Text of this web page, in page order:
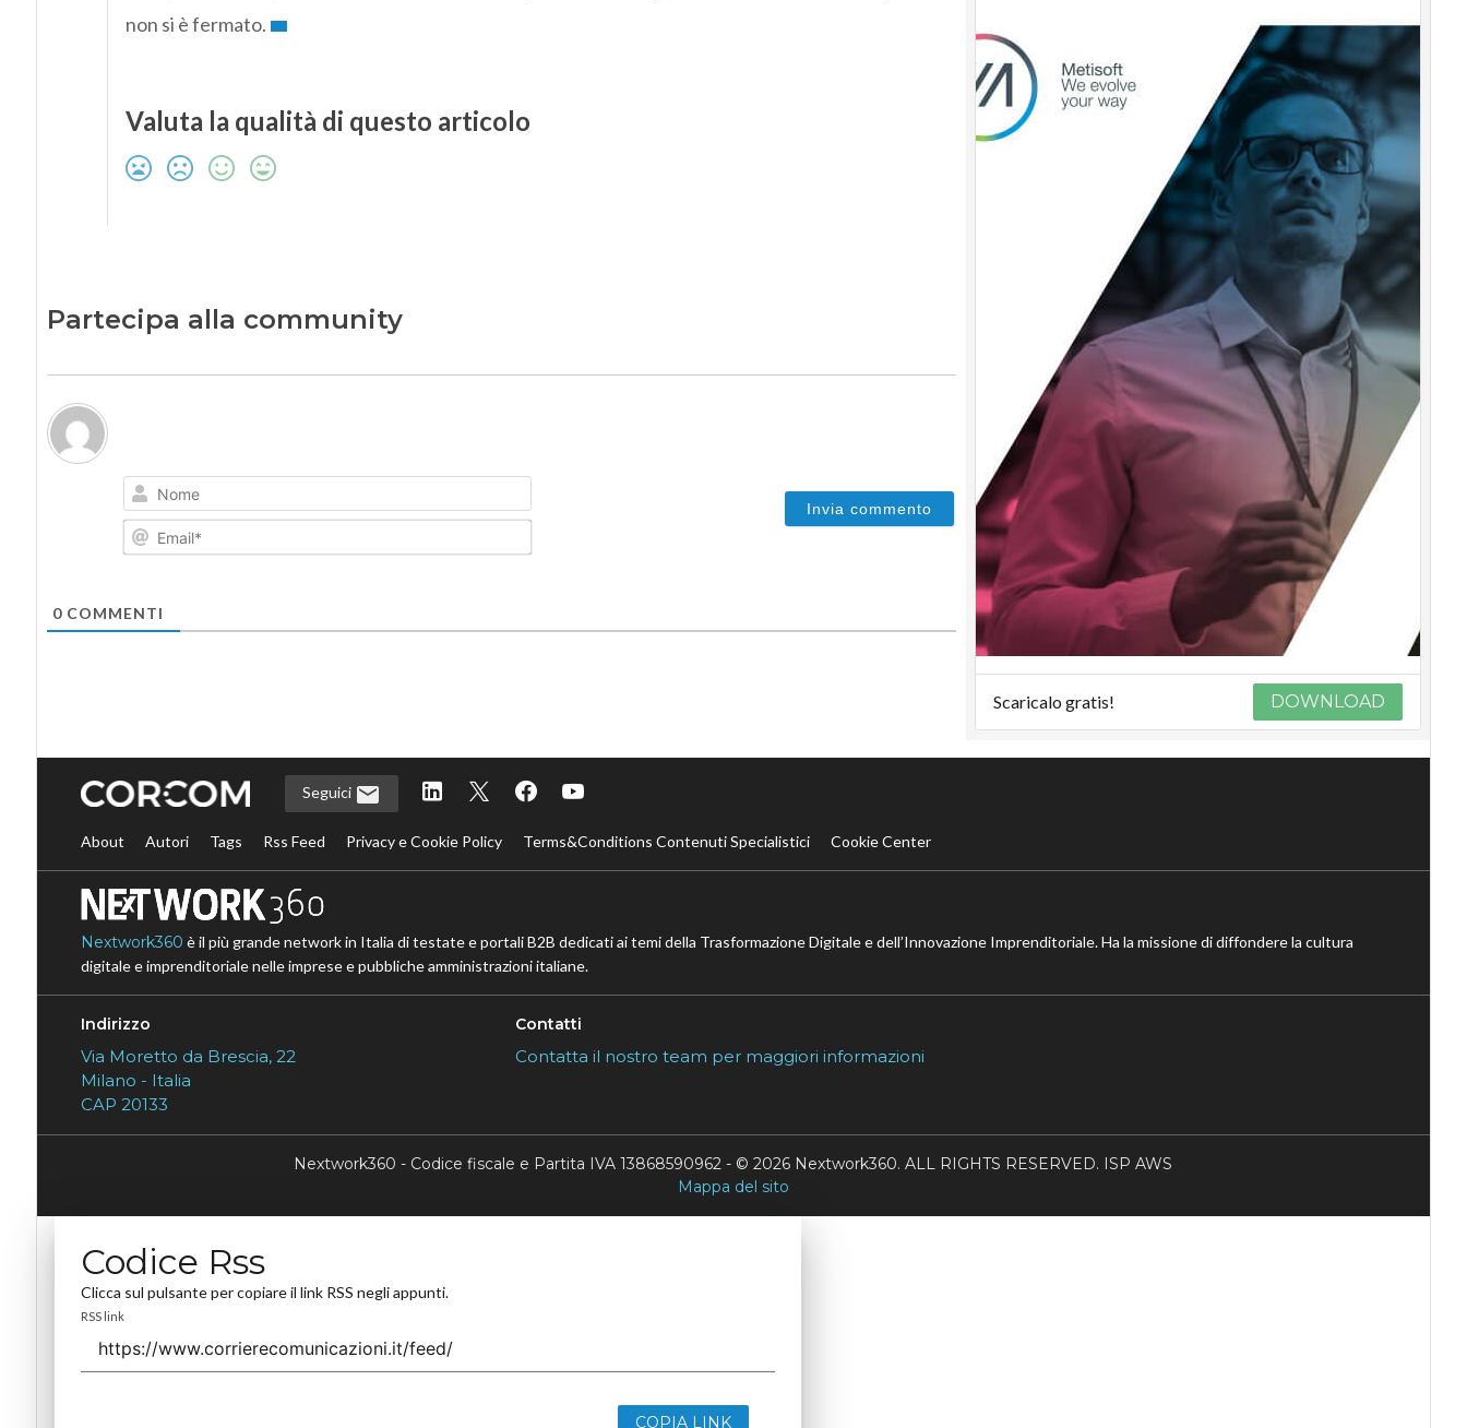
non si è fermato.
Valuta la qualità di questo articolo
Partecipa alla community
Nome
Email*
0COMMENTI
Scaricalo gratis! DOWNLOAD
Seguici
About Autori Tags Rss Feed Privacy e Cookie Policy Terms&Conditions Contenuti Specialistici Cookie Center
Nextwork360 è il più grande network in Italia di testate e portali B2B dedicati ai temi della Trasformazione Digitale e dell’Innovazione Imprenditoriale. Ha la missione di diffondere la cultura
digitale e imprenditoriale nelle imprese e pubbliche amministrazioni italiane.
Indirizzo
Via Moretto da Brescia, 22
Milano - Italia
CAP 20133
Contatti
Contatta il nostro team per maggiori informazioni
Nextwork360 - Codice fiscale e Partita IVA 13868590962 - © 2026 Nextwork360. ALL RIGHTS RESERVED. ISP AWS
Mappa del sito
Codice Rss
Clicca sul pulsante per copiare il link RSS negli appunti.
RSS link
COPIA LINK